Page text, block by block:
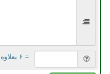
= ۶ بعلاوه ۲